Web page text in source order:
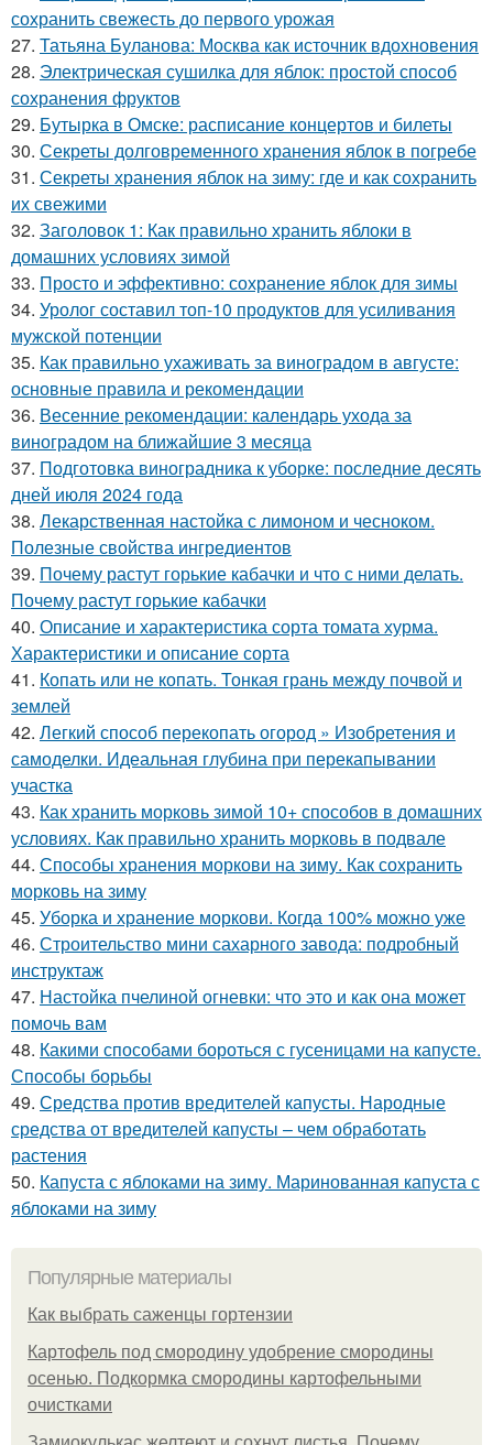
сохранить свежесть до первого урожая
27. Татьяна Буланова: Москва как источник вдохновения
28. Электрическая сушилка для яблок: простой способ
сохранения фруктов
29. Бутырка в Омске: расписание концертов и билеты
30. Секреты долговременного хранения яблок в погребе
31. Секреты хранения яблок на зиму: где и как сохранить
их свежими
32. Заголовок 1: Как правильно хранить яблоки в
домашних условиях зимой
33. Просто и эффективно: сохранение яблок для зимы
34. Уролог составил топ-10 продуктов для усиливания
мужской потенции
35. Как правильно ухаживать за виноградом в августе:
основные правила и рекомендации
36. Весенние рекомендации: календарь ухода за
виноградом на ближайшие 3 месяца
37. Подготовка виноградника к уборке: последние десять
дней июля 2024 года
38. Лекарственная настойка с лимоном и чесноком.
Полезные свойства ингредиентов
39. Почему растут горькие кабачки и что с ними делать.
Почему растут горькие кабачки
40. Описание и характеристика сорта томата хурма.
Характеристики и описание сорта
41. Копать или не копать. Тонкая грань между почвой и
землей
42. Легкий способ перекопать огород » Изобретения и
самоделки. Идеальная глубина при перекапывании
участка
43. Как хранить морковь зимой 10+ способов в домашних
условиях. Как правильно хранить морковь в подвале
44. Способы хранения моркови на зиму. Как сохранить
морковь на зиму
45. Уборка и хранение моркови. Когда 100% можно уже
46. Строительство мини сахарного завода: подробный
инструктаж
47. Настойка пчелиной огневки: что это и как она может
помочь вам
48. Какими способами бороться с гусеницами на капусте.
Способы борьбы
49. Средства против вредителей капусты. Народные
средства от вредителей капусты – чем обработать
растения
50. Капуста с яблоками на зиму. Маринованная капуста с
яблоками на зиму
Популярные материалы
Как выбрать саженцы гортензии
Картофель под смородину удобрение смородины
осенью. Подкормка смородины картофельными
очистками